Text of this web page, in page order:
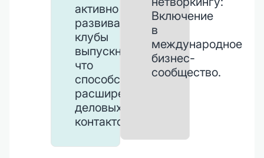
активно
развивают
клубы
выпускников,
что
способствует
расширению
деловых
контактов.
Включение
в
международное
бизнес-
сообщество.